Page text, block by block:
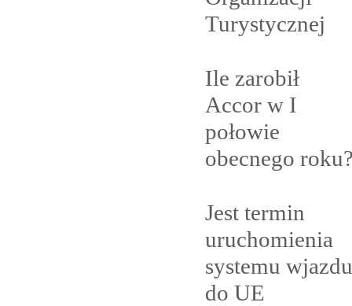
Turystycznej
Ile zarobił
Accor w I
połowie
obecnego
Jest termin
uruchomienia
systemu wjazdu
do UE